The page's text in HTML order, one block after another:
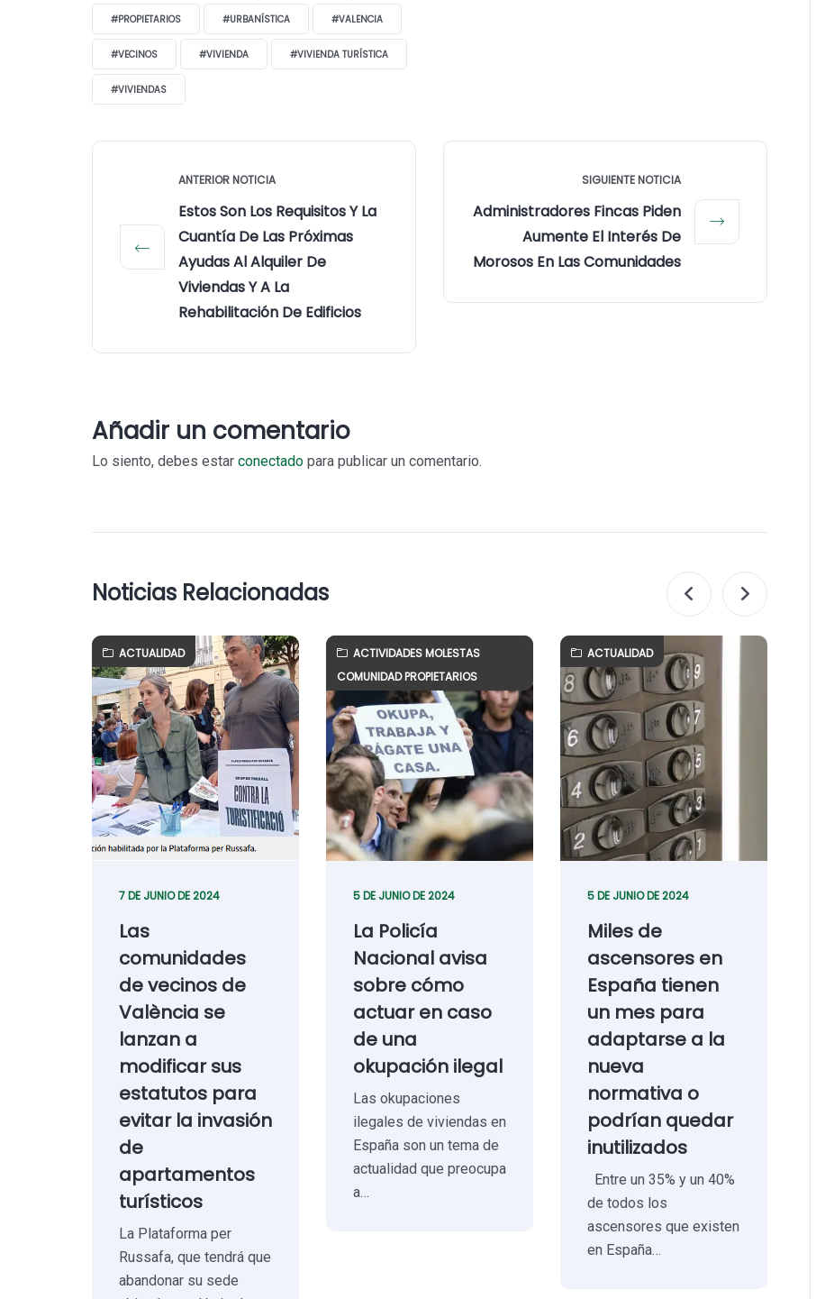
#PROPIETARIOS #URBANÍSTICA #VALENCIA
#VECINOS #VIVIENDA #VIVIENDA TURÍSTICA
#VIVIENDAS
ANTERIOR NOTICIA
Estos Son Los Requisitos Y La
Cuantía De Las Próximas
Ayudas Al Alquiler De
Viviendas Y A La
Rehabilitación De Edificios
SIGUIENTE NOTICIA
Administradores Fincas Piden
Aumente El Interés De
Morosos En Las Comunidades
Añadir un comentario
Lo siento, debes estar conectado para publicar un comentario.
Noticias Relacionadas
ACTUALIDAD
7 DE JUNIO DE 2024
Las
comunidades
de vecinos de
València se
lanzan a
modificar sus
estatutos para
evitar la invasión
de
apartamentos
turísticos
La Plataforma per
Russafa, que tendrá que
abandonar su sede
ACTIVIDADES MOLESTAS
COMUNIDAD PROPIETARIOS
5 DE JUNIO DE 2024
La Policía
Nacional avisa
sobre cómo
actuar en caso
de una
okupación ilegal
Las okupaciones
ilegales de viviendas en
España son un tema de
actualidad que preocupa
a…
ACTUALIDAD
5 DE JUNIO DE 2024
Miles de
ascensores en
España tienen
un mes para
adaptarse a la
nueva
normativa o
podrían quedar
inutilizados
Entre un 35% y un 40%
de todos los
ascensores que existen
en España…